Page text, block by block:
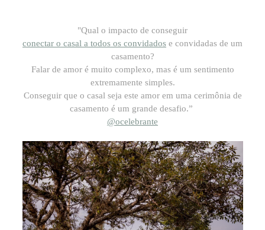
"Qual o impacto de conseguir
conectar o casal a todos os convidados e convidadas de um
casamento?
Falar de amor é muito complexo, mas é um sentimento
extremamente simples.
Conseguir que o casal seja este amor em uma cerimônia de
casamento é um grande desafio.”
@ocelebrante